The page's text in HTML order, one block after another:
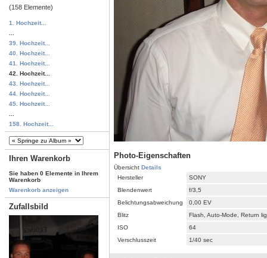
(158 Elemente)
1. Hochzeit...
39. Hochzeit...
40. Hochzeit...
41. Hochzeit...
42. Hochzeit...
43. Hochzeit...
44. Hochzeit...
45. Hochzeit...
158. Hochzeit...
Ihren Warenkorb
Sie haben 0 Elemente in Ihrem
Warenkorb
Warenkorb anzeigen
Zufallsbild
Photo-Eigenschaften
Übersicht Details
Hersteller
SONY
Blendenwert
f/3,5
Belichtungsabweichung
0,00 EV
Blitz
Flash, Auto-Mode, Return
ISO
64
Verschlusszeit
1/40 sec